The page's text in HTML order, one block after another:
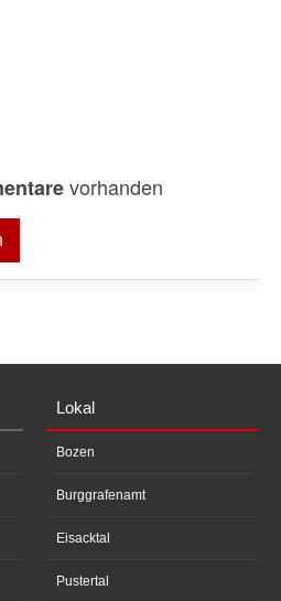
vorhanden
Lokal
Bozen
Burggrafenamt
Eisacktal
Pustertal